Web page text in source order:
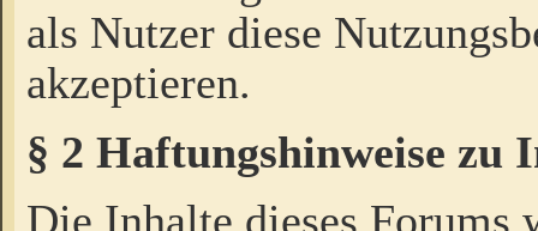
als Nutzer diese
akzeptieren.
§ 2 Haftungshinweise zu
Die Inhalte dieses Forums